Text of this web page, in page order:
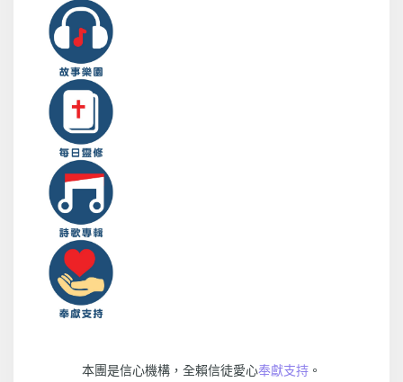
本團是信心機構，全賴信徒愛心奉獻支持 。